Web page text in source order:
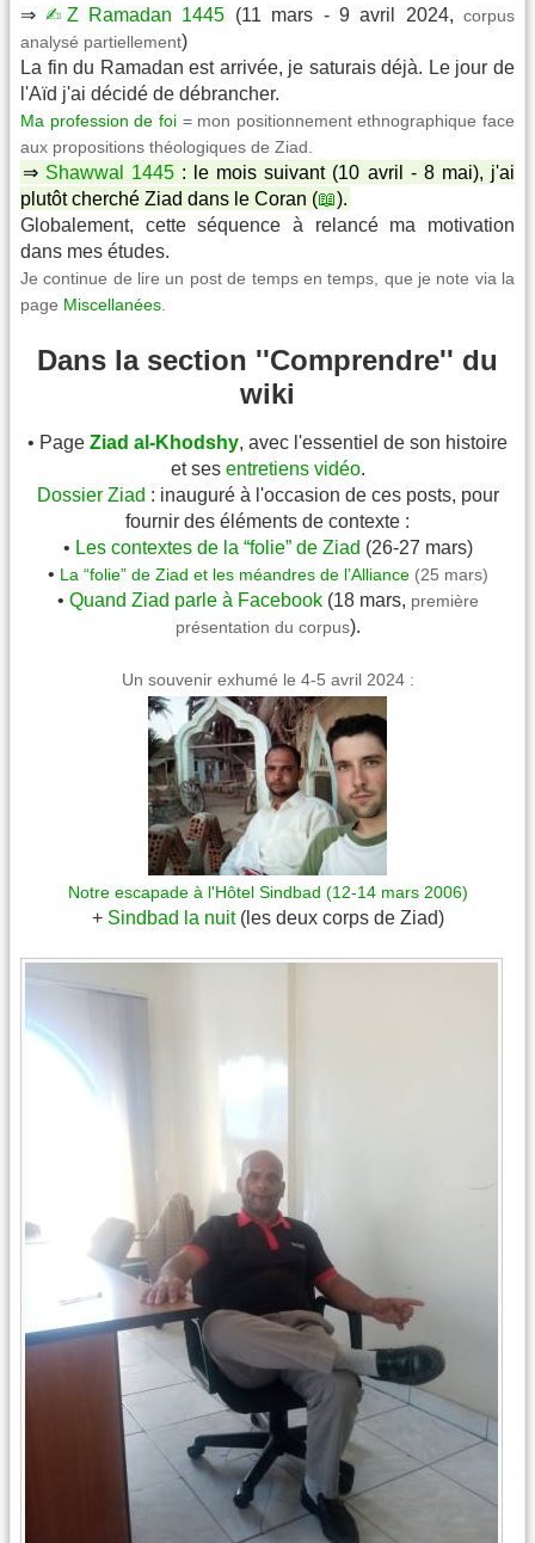
⇒✍︎Z Ramadan 1445 (11 mars - 9 avril 2024,corpus
analysé partiellement)
La fin du Ramadan est arrivée, je saturais déjà. Le jour de
l'Aïd j'ai décidé de débrancher.
Ma profession de foi= mon positionnement ethnographique face
aux propositions théologiques de Ziad.
⇒ Shawwal 1445: le mois suivant (10 avril - 8 mai), j'ai
plutôt cherché Ziad dans le Coran (📖).
Globalement, cette séquence à relancé ma motivation
dans mes études.
Je continue de lire un post de temps en temps, que je note via la
page Miscellanées
Dans la section ''Comprendre'' du
wiki
• Page Ziad al-Khodshy, avec l'essentiel de son histoire
et ses entretiens vidéo.
Dossier Ziad : inauguré à l'occasion de ces posts, pour
fournir des éléments de contexte :
• Les contextes de la “folie” de Ziad (26-27 mars)
•
La “folie” de Ziad et les méandres de l’Alliance(25 mars)
• Quand Ziad parle à Facebook(18 mars, première
présentation du corpus).
Un souvenir exhumé le 4-5 avril 2024 :
Notre escapade à l'Hôtel Sindbad (12-14 mars 2006)
+ Sindbad la nuit(les deux corps de Ziad)